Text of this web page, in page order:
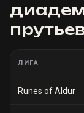
ЛИГА
Runes of Aldur